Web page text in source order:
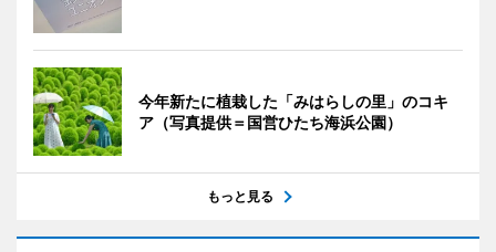
今年新たに植栽した「みはらしの里」のコキ
ア（写真提供＝国営ひたち海浜公園）
もっと見る